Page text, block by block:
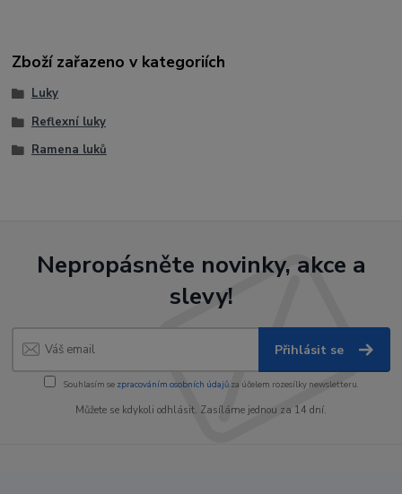
Zboží zařazeno v kategoriích
Luky
Reflexní luky
Ramena luků
Nepropásněte novinky, akce a
slevy!
Přihlásit se
Souhlasím se zpracováním osobních údajůza účelem rozesílky newsletteru.
Můžete se kdykoli odhlásit. Zasíláme jednou za 14 dní.